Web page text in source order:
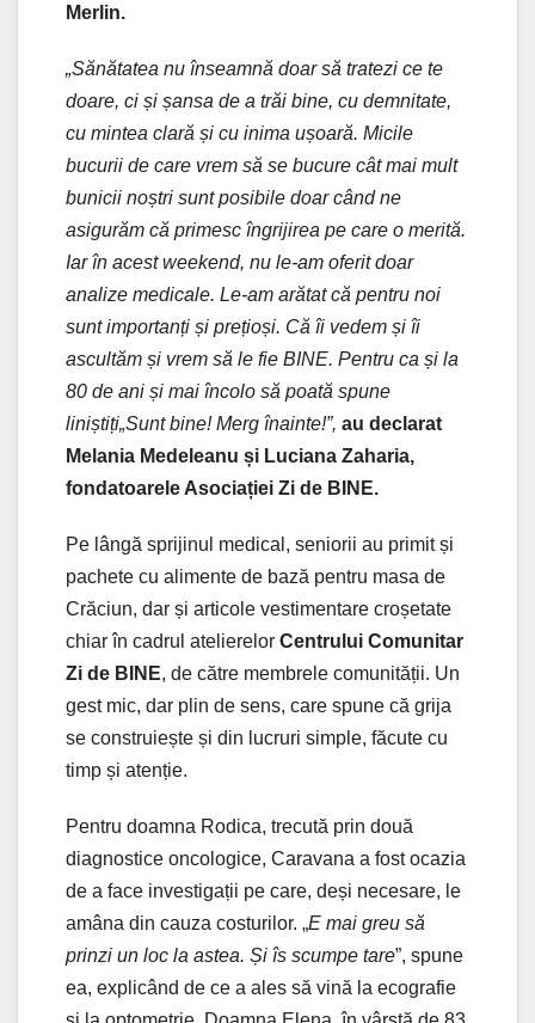
Merlin.
„Sănătatea nu înseamnă doar să tratezi ce te
doare, ci și șansa de a trăi bine, cu demnitate,
cu mintea clară și cu inima ușoară. Micile
bucurii de care vrem să se bucure cât mai mult
bunicii noștri sunt posibile doar când ne
asigurăm că primesc îngrijirea pe care o merită.
Iar în acest weekend, nu le-am oferit doar
analize medicale. Le-am arătat că pentru noi
sunt importanți și prețioși. Că îi vedem și îi
ascultăm și vrem să le fie BINE. Pentru ca și la
80 de ani și mai încolo să poată spune
liniștiți„Sunt bine! Merg înainte!”, au declarat
Melania Medeleanu și Luciana Zaharia,
fondatoarele Asociației Zi de BINE.
Pe lângă sprijinul medical, seniorii au primit și
pachete cu alimente de bază pentru masa de
Crăciun, dar și articole vestimentare croșetate
chiar în cadrul atelierelor Centrului Comunitar
Zi de BINE, de către membrele comunității. Un
gest mic, dar plin de sens, care spune că grija
se construiește și din lucruri simple, făcute cu
timp și atenție.
Pentru doamna Rodica, trecută prin două
diagnostice oncologice, Caravana a fost ocazia
de a face investigații pe care, deși necesare, le
amâna din cauza costurilor. „E mai greu să
prinzi un loc la astea. Și îs scumpe tare”, spune
ea, explicând de ce a ales să vină la ecografie